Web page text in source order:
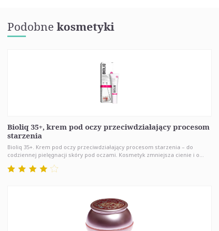
Podobne kosmetyki
Bioliq 35+, krem pod oczy przeciwdziałający procesom
starzenia
Bioliq 35+. Krem pod oczy przeciwdziałający procesom starzenia – do
codziennej pielęgnacji skóry pod oczami. Kosmetyk zmniejsza cienie i o...